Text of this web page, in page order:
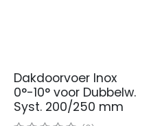
Dakdoorvoer Inox
0°-10° voor Dubbelw.
Syst. 200/250 mm